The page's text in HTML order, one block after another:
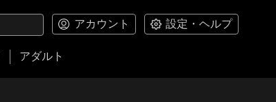
アカウント 設定・ヘルプ
アダルト